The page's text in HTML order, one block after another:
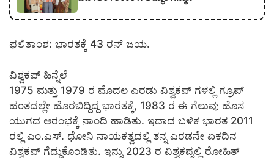
ಫಲಿತಾಂಶ: ಭಾರತಕ್ಕೆ 43 ರನ್ ಜಯ.
ವಿಶ್ವಕಪ್ ಹಿನ್ನೆಲೆ
1975 ಮತ್ತು 1979 ರ ಮೊದಲ ಎರಡು ವಿಶ್ವಕಪ್ ಗಳಲ್ಲಿ ಗ್ರೂಪ್
ಹಂತದಲ್ಲೇ ಹೊರಬಿದ್ದಿದ್ದ ಭಾರತಕ್ಕೆ, 1983 ರ ಈ ಗೆಲುವು ಹೊಸ
ಯುಗದ ಆರಂಭಕ್ಕೆ ನಾಂದಿ ಹಾಡಿತು. ಇದಾದ ಬಳಿಕ ಭಾರತ 2011
ರಲ್ಲಿ ಎಂ.ಎಸ್. ಧೋನಿ ನಾಯಕತ್ವದಲ್ಲಿ ತನ್ನ ಎರಡನೇ ಏಕದಿನ
ವಿಶ್ವಕಪ್ ಗೆದ್ದುಕೊಂಡಿತು. ಇನ್ನು 2023 ರ ವಿಶ್ವಕಪ್ನಲ್ಲಿ ರೋಹಿತ್